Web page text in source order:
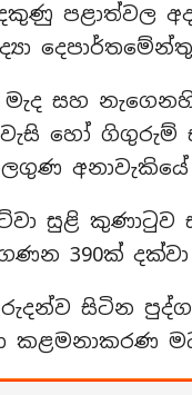
පළාත්වල
සහ
හෝ ගිගුරුම්
අනාවැකියේ
සුළි
390ක්
සිටින
කළමනාකරණ